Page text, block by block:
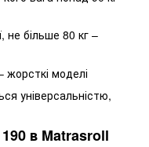
не більше 80 кг –
моделі
універсальністю,
в Matrasroll